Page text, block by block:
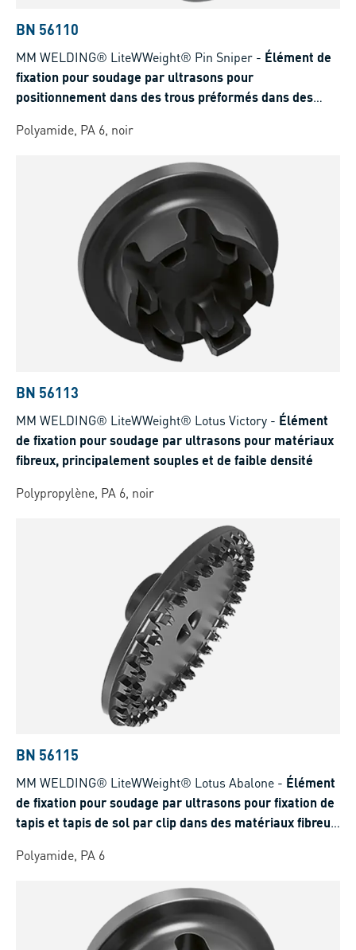
BN 56110
MM WELDING® LiteWWeight® Pin Sniper - Élément de
fixation pour soudage par ultrasons pour
positionnement dans des trous préformés dans des
Polyamide, PA 6, noir
BN 56113
MM WELDING® LiteWWeight® Lotus Victory - Élément
de fixation pour soudage par ultrasons pour matériaux
fibreux, principalement souples et de faible densité
Polypropylène, PA 6, noir
BN 56115
MM WELDING® LiteWWeight® Lotus Abalone - Élément
de fixation pour soudage par ultrasons pour fixation de
tapis et tapis de sol par clip dans des matériaux fibreux
Polyamide, PA 6